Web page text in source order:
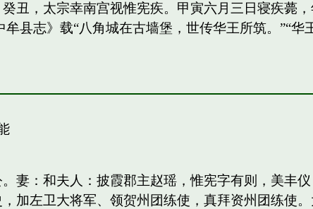
丑，太宗幸南宫视惟宪疾。甲寅六月三日寝疾薨
县志》载“八角城在古墙堡，世传华王所筑。”“
妻：和夫人：披霞郡主赵瑶，惟宪字有则，美丰
加左卫大将军、领贺州团练使，真拜资州团练使